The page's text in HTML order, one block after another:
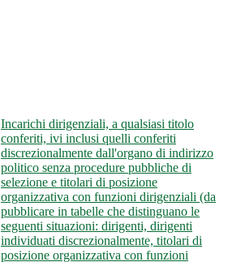
Incarichi dirigenziali, a qualsiasi titolo
conferiti, ivi inclusi quelli conferiti
discrezionalmente dall'organo di indirizzo
politico senza procedure pubbliche di
selezione e titolari di posizione
organizzativa con funzioni dirigenziali (da
pubblicare in tabelle che distinguano le
seguenti situazioni: dirigenti, dirigenti
individuati discrezionalmente, titolari di
posizione organizzativa con funzioni